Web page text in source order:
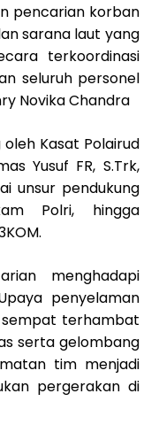
pencarian korban
sarana laut yang
terkoordinasi
seluruh personel
Novika Chandra
oleh Kasat Polairud
Yusuf FR, S.Trk,
unsur pendukung
Polri, hingga
menghadapi
penyelaman
sempat terhambat
serta gelombang
tim menjadi
pergerakan di